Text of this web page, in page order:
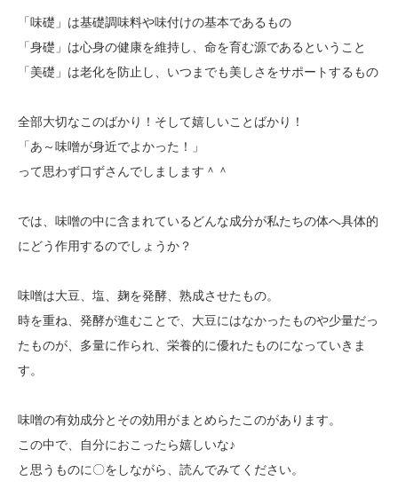
「味礎」は基礎調味料や味付けの基本であるもの
「身礎」は心身の健康を維持し、命を育む源であるということ
「美礎」は老化を防止し、いつまでも美しさをサポートするもの
全部大切なこのばかり！そして嬉しいことばかり！
「あ～味噌が身近でよかった！」
って思わず口ずさんでしまします＾＾
では、味噌の中に含まれているどんな成分が私たちの体へ具体的
にどう作用するのでしょうか？
味噌は大豆、塩、麹を発酵、熟成させたもの。
時を重ね、発酵が進むことで、大豆にはなかったものや少量だっ
たものが、多量に作られ、栄養的に優れたものになっていきま
す。
味噌の有効成分とその効用がまとめらたこのがあります。
この中で、自分におこったら嬉しいな♪
と思うものに〇をしながら、読んでみてください。